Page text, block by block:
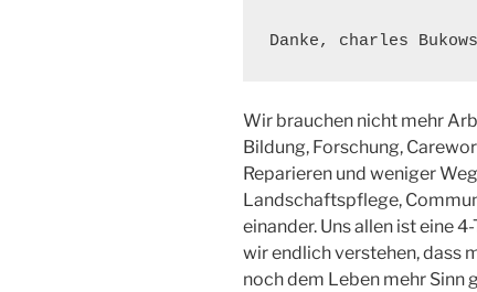
Danke, charles
Wir brauchen nicht mehr
Bildung, Forschung,
Reparieren und weniger
Landschaftspflege,
einander. Uns allen ist eine
wir endlich verstehen, dass
noch dem Leben mehr Sinn